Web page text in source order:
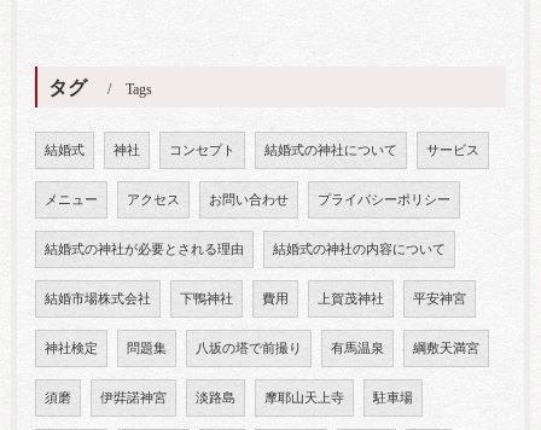
タグ Tags
結婚式 神社 コンセプト 結婚式の神社について サービス
メニュー アクセス お問い合わせ プライバシーポリシー
結婚式の神社が必要とされる理由 結婚式の神社の内容について
結婚市場株式会社 下鴨神社 費用 上賀茂神社 平安神宮
神社検定 問題集 八坂の塔で前撮り 有馬温泉 綱敷天満宮
須磨 伊弉諾神宮 淡路島 摩耶山天上寺 駐車場